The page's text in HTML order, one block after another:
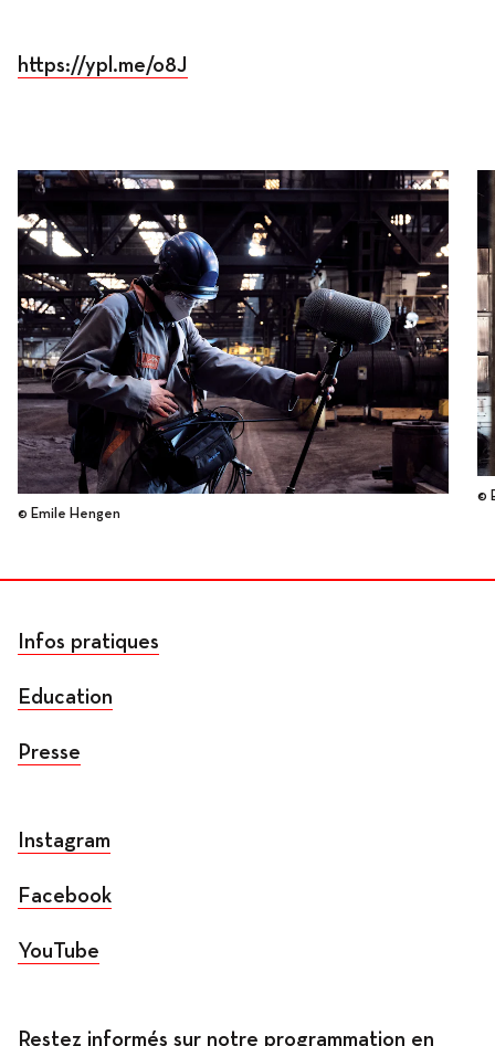
https://ypl.me/o8J
© Emile Hengen
©
Infos pratiques
Education
Presse
Instagram
Facebook
YouTube
Restez informés sur notre programmation en